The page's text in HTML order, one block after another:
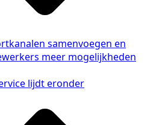
samenvoegen en
meer mogelijkheden
lijdt eronder